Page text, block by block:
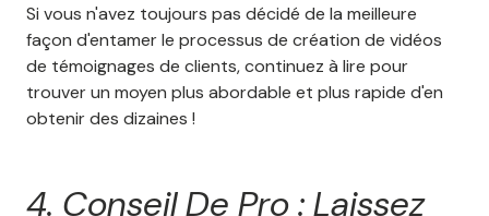
Si vous n'avez toujours pas décidé de la meilleure
façon d'entamer le processus de création de vidéos
de témoignages de clients, continuez à lire pour
trouver un moyen plus abordable et plus rapide d'en
obtenir des dizaines !
4. Conseil De Pro : Laissez